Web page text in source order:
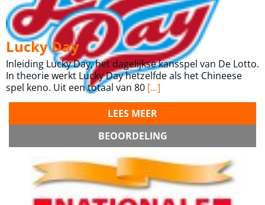
Lucky Day
Inleiding Lucky Day, het dagelijkse kansspel van De Lotto.
In theorie werkt Lucky Day hetzelfde als het Chineese
spel keno. Uit een totaal van 80 [...]
LEES MEER
BEOORDELING